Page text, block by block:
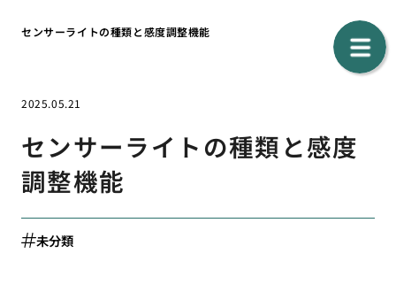
センサーライトの種類と感度調整機能
2025.05.21
センサーライトの種類と感度
調整機能
未分類